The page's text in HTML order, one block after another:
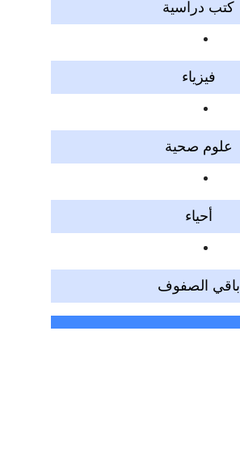
كتب دراسية
فيزياء
علوم صحية
أحياء
باقي الصفوف